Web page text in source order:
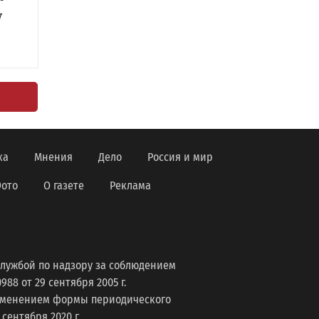
Мнения Дело Россия и мир
О газете Реклама
по надзору за соблюдением
от 29 сентября 2005 г.
формы периодического